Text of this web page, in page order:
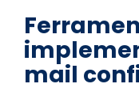
mail